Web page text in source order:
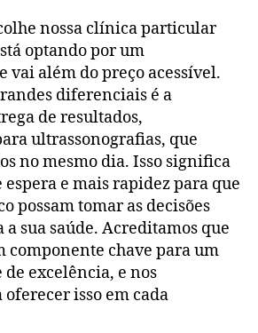
nossa clínica particular
optando por um
vai além do preço acessível.
diferenciais é a
de resultados,
ultrassonografias, que
no mesmo dia. Isso significa
espera e mais rapidez para que
possam tomar as decisões
a sua saúde. Acreditamos que
componente chave para um
de excelência, e nos
oferecer isso em cada